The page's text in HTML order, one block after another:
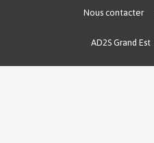
Nous contacter
AD2S Grand Est